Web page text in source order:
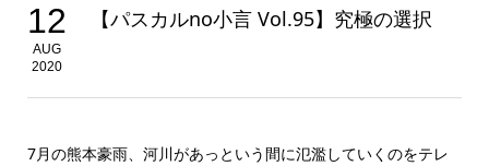
12
AUG
2020
【パスカルno小言 Vol.95】究極の選択
7月の熊本豪雨、河川があっという間に氾濫していくのをテレ